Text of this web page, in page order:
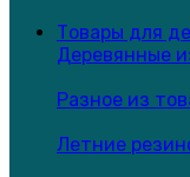
Товары для
Деревянные
Разное из
Летние